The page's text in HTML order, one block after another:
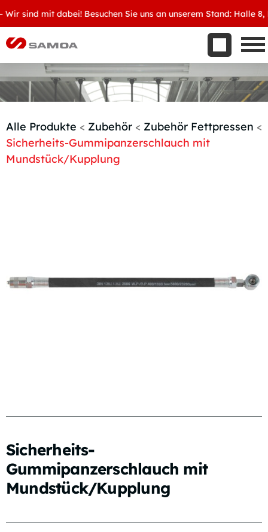
sind mit dabei! Besuchen Sie uns an unserem Stand: Halle 8,
Aktuelles
Kontakt
Handelspartner werden
Alle Produkte < Zubehör < Zubehör Fettpressen <
Sicherheits-Gummipanzerschlauch mit
Mundstück/Kupplung
Sicherheits-
Gummipanzerschlauch mit
Mundstück/Kupplung